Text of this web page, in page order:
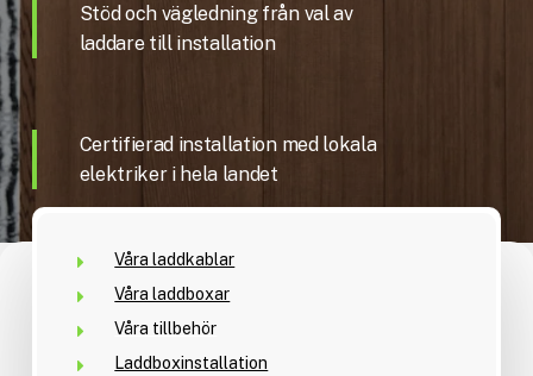
Stöd och vägledning från val av
laddare till installation
Certifierad installation med lokala
elektriker i hela landet
Våra laddkablar
Våra laddboxar
Våra tillbehör
Laddboxinstallation